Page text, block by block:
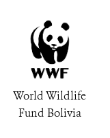
World Wildlife
Fund Bolivia